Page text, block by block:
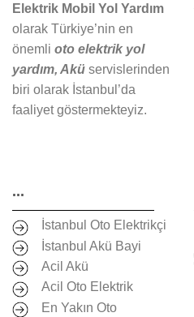
Elektrik Mobil Yol Yardım
olarak Türkiye’nin en
önemli oto elektrik yol
yardım, Akü servislerinden
biri olarak İstanbul’da
faaliyet göstermekteyiz.
...
İstanbul Oto Elektrikçi
İstanbul Akü Bayi
Acil Akü
Acil Oto Elektrik
En Yakın Oto